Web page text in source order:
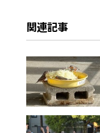
関連記事